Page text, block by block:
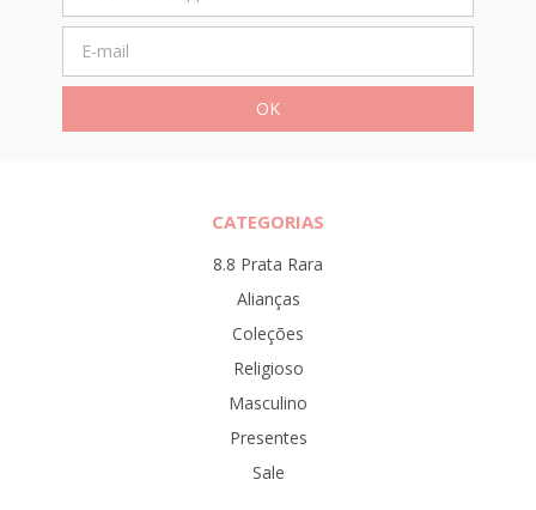
CATEGORIAS
8.8 Prata Rara
Alianças
Coleções
Religioso
Masculino
Presentes
Sale